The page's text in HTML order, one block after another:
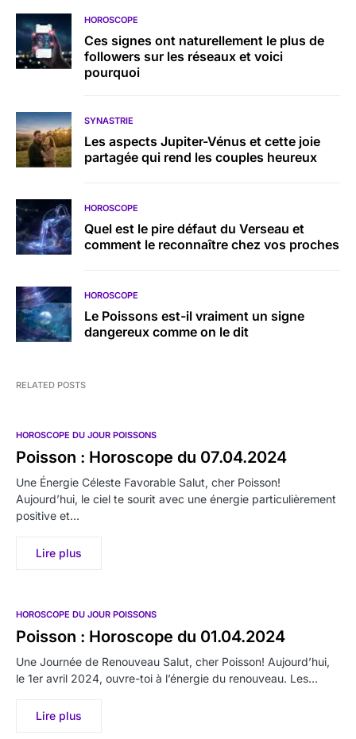
HOROSCOPE
Ces signes ont naturellement le plus de
followers sur les réseaux et voici
pourquoi
SYNASTRIE
Les aspects Jupiter-Vénus et cette joie
partagée qui rend les couples heureux
HOROSCOPE
Quel est le pire défaut du Verseau et
comment le reconnaître chez vos proches
HOROSCOPE
Le Poissons est-il vraiment un signe
dangereux comme on le dit
RELATED POSTS
HOROSCOPE DU JOUR POISSONS
Poisson : Horoscope du 07.04.2024
Une Énergie Céleste Favorable Salut, cher Poisson!
Aujourd’hui, le ciel te sourit avec une énergie particulièrement
positive et…
Lire plus
HOROSCOPE DU JOUR POISSONS
Poisson : Horoscope du 01.04.2024
Une Journée de Renouveau Salut, cher Poisson! Aujourd’hui,
le 1er avril 2024, ouvre-toi à l’énergie du renouveau. Les…
Lire plus